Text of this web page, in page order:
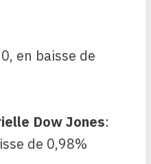
en baisse de
Dow Jones:
de 0,98%